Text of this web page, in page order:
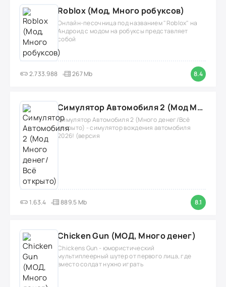
Roblox (Мод, Много робуксов)
Онлайн-песочница под названием "Roblox" на
Андроид с модом на робуксы представляет
собой
2.733.988 267 Mb 8.4
Симулятор Автомобиля 2 (Мод Много денег/Всё открыто)
Симулятор Автомобиля 2 (Много денег/Всё
открыто) - симулятор вождения автомобиля
2026! (версия
1.63.4 889.5 Mb 8.1
Chicken Gun (МОД, Много денег)
Chickens Gun - юмористический
мультиплеерный шутер от первого лица, где
вместо солдат нужно играть